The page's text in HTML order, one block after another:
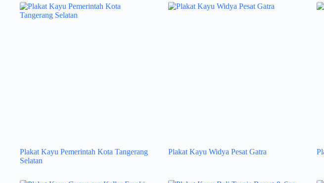
Plakat Kayu Pemerintah Kota Tangerang
Selatan
Plakat Kayu Widya Pesat Gatra